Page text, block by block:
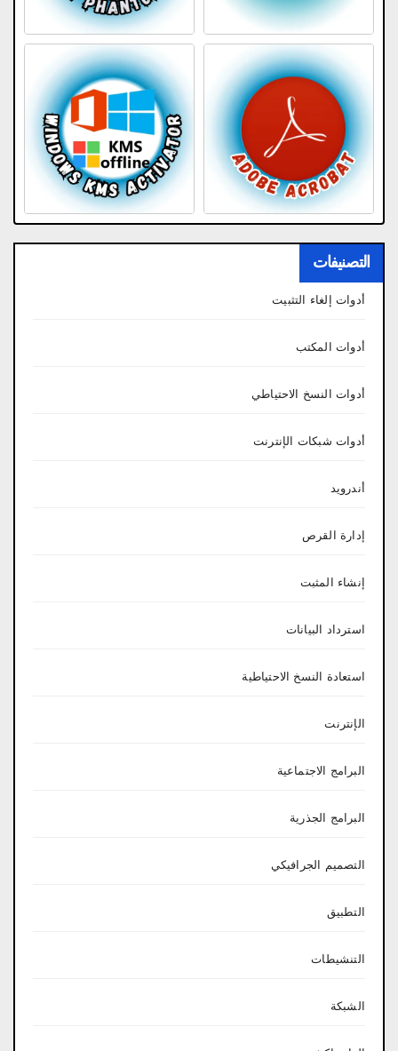
التصنيفات
أدوات إلغاء التثبيت
أدوات المكتب
أدوات النسخ الاحتياطي
أدوات شبكات الإنترنت
أندرويد
إدارة القرص
إنشاء المثبت
استرداد البيانات
استعادة النسخ الاحتياطية
الإنترنت
البرامج الاجتماعية
البرامج الجذرية
التصميم الجرافيكي
التطبيق
التنشيطات
الشبكة